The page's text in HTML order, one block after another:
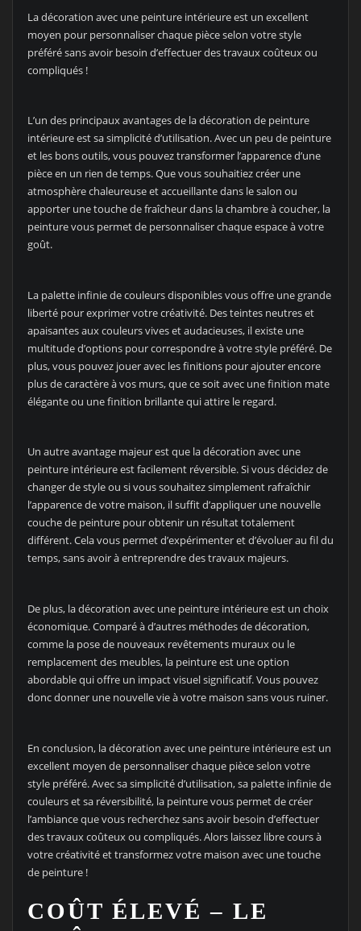
La décoration avec une peinture intérieure est un excellent
moyen pour personnaliser chaque pièce selon votre style
préféré sans avoir besoin d’effectuer des travaux coûteux ou
compliqués !
L’un des principaux avantages de la décoration de peinture
intérieure est sa simplicité d’utilisation. Avec un peu de peinture
et les bons outils, vous pouvez transformer l’apparence d’une
pièce en un rien de temps. Que vous souhaitiez créer une
atmosphère chaleureuse et accueillante dans le salon ou
apporter une touche de fraîcheur dans la chambre à coucher, la
peinture vous permet de personnaliser chaque espace à votre
goût.
La palette infinie de couleurs disponibles vous offre une grande
liberté pour exprimer votre créativité. Des teintes neutres et
apaisantes aux couleurs vives et audacieuses, il existe une
multitude d’options pour correspondre à votre style préféré. De
plus, vous pouvez jouer avec les finitions pour ajouter encore
plus de caractère à vos murs, que ce soit avec une finition mate
élégante ou une finition brillante qui attire le regard.
Un autre avantage majeur est que la décoration avec une
peinture intérieure est facilement réversible. Si vous décidez de
changer de style ou si vous souhaitez simplement rafraîchir
l’apparence de votre maison, il suffit d’appliquer une nouvelle
couche de peinture pour obtenir un résultat totalement
différent. Cela vous permet d’expérimenter et d’évoluer au fil du
temps, sans avoir à entreprendre des travaux majeurs.
De plus, la décoration avec une peinture intérieure est un choix
économique. Comparé à d’autres méthodes de décoration,
comme la pose de nouveaux revêtements muraux ou le
remplacement des meubles, la peinture est une option
abordable qui offre un impact visuel significatif. Vous pouvez
donc donner une nouvelle vie à votre maison sans vous ruiner.
En conclusion, la décoration avec une peinture intérieure est un
excellent moyen de personnaliser chaque pièce selon votre
style préféré. Avec sa simplicité d’utilisation, sa palette infinie de
couleurs et sa réversibilité, la peinture vous permet de créer
l’ambiance que vous recherchez sans avoir besoin d’effectuer
des travaux coûteux ou compliqués. Alors laissez libre cours à
votre créativité et transformez votre maison avec une touche
de peinture !
COÛT ÉLEVÉ – LE